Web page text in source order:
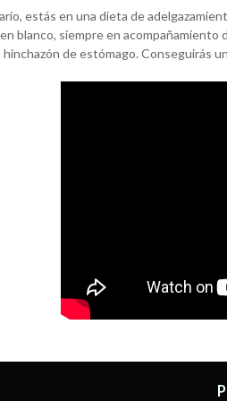
estás en una dieta de
blanco, siempre en acompañamiento
hinchazón de estómago. Conseguirás